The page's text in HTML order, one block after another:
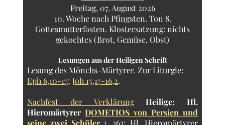
Freitag, 07. August 2026
10. Woche nach Pfingsten. Ton 8.
Gottesmutterfasten. Klostersatzung: nichts
gekochtes (Brot, Gemüse, Obst)
Lesungen aus der Heiligen Schrift
Lesung des Mönchs-Märtyrer. Zur Liturgie:
Eph 6,10-17; Joh 15,17-16,2.
Nachfest der Verklärung
Heilige:
Hl.
Hieromärtyrer DOMETIOS von Persien und